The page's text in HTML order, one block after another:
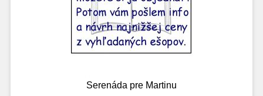
Serenáda pre Martinu